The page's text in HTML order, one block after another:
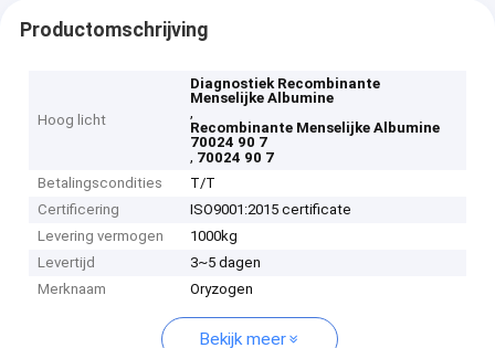
Productomschrijving
Hoog licht
Diagnostiek Recombinante
Menselijke Albumine
,
Recombinante Menselijke Albumine
70024 90 7
, 70024 90 7
Betalingscondities
T/T
Certificering
ISO9001:2015 certificate
Levering vermogen
1000kg
Levertijd
3~5 dagen
Merknaam
Oryzogen
Bekijk meer